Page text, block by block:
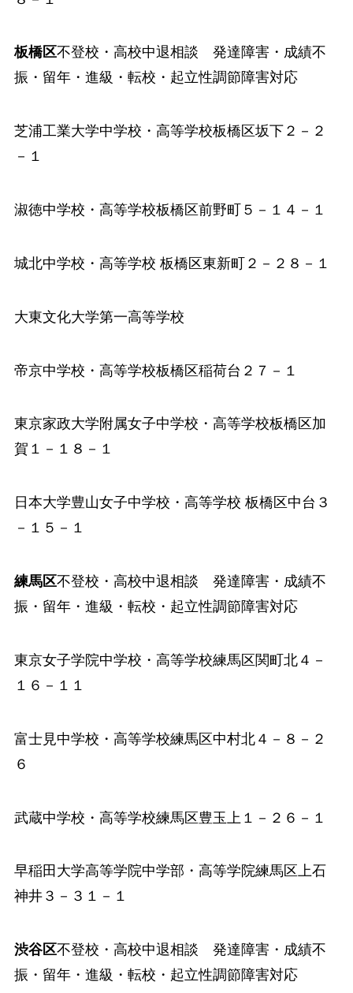
板橋区不登校・高校中退相談 発達障害・成績不
振・留年・進級・転校・起立性調節障害対応
芝浦工業大学中学校 ・高等学校板橋区坂下２－２
－１
淑徳中学校 ・高等学校板橋区前野町５－１４－１
城北中学校 ・高等学校 板橋区東新町２－２８－１
大東文化大学第一高等学校
帝京中学校 ・高等学校板橋区稲荷台２７－１
東京家政大学附属女子中学校 ・高等学校板橋区加
賀１－１８－１
日本大学豊山女子中学校 ・高等学校 板橋区中台３
－１５－１
練馬区不登校・高校中退相談 発達障害・成績不
振・留年・進級・転校・起立性調節障害対応
東京女子学院中学校 ・高等学校練馬区関町北４－
１６－１１
富士見中学校 ・高等学校練馬区中村北４－８－２
６
武蔵中学校 ・高等学校練馬区豊玉上１－２６－１
早稲田大学高等学院中学部 ・高等学院練馬区上石
神井３－３１－１
渋谷区不登校・高校中退相談 発達障害・成績不
振・留年・進級・転校・起立性調節障害対応